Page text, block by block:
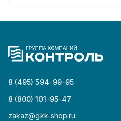
8 (495) 594-99-95
8 (800) 101-95-47
zakaz@gkk-shop.ru